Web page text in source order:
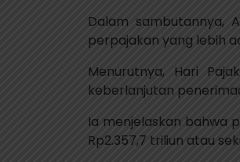
Dalam sambutannya,
perpajakan yang lebih
Menurutnya, Hari
keberlanjutan
Ia menjelaskan bahwa
Rp2.357,7 triliun atau